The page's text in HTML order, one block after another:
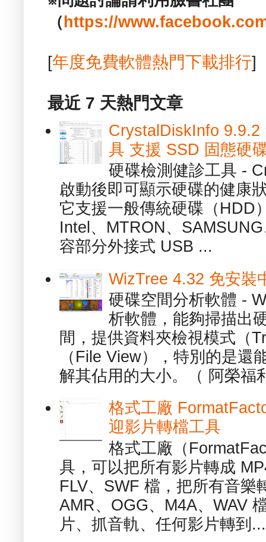
（ https://
[年度免費軟體熱門下載排行]
最近 7 天熱門文章
CrystalDiskInfo 9.9.2
具 支援 SSD 固態硬
硬碟檢測健診工具 -
啟動後即可顯示硬碟的健康
它支援一般傳統硬碟（HDD
Intel、MTRON、
容部分外接式 USB ...
WizTree 4.32 免安裝
硬碟空間分析軟體 -
析軟體，能夠掃描出
間，提供資料夾檢視模式（
（File View），特別的是還
解其佔用的大小。（ 阿榮福
格式工廠
迎影片轉檔工具
格式工廠（
具，可以把所有影片轉成
FLV、SWF 檔，把所有音樂
AMR、OGG、M4A、WAV
片、抓音軌、任何影片轉到...